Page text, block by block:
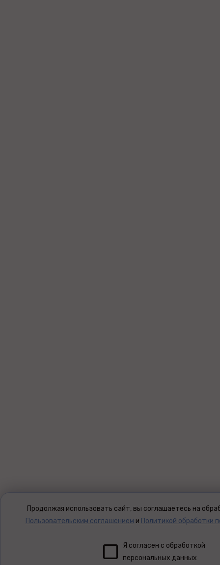
Продолжая использовать сайт, вы соглашаетесь на
Пользовательским соглашением и Политикой обработки
Я согласен с обработкой
персональных данных